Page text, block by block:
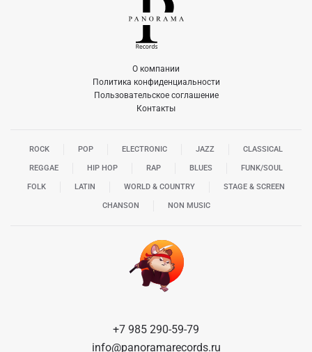
О компании
Политика конфиденциальности
Пользовательское соглашение
Контакты
ROCK POP ELECTRONIC JAZZ CLASSICAL
REGGAE HIP HOP RAP BLUES FUNK/SOUL
FOLK LATIN WORLD & COUNTRY STAGE & SCREEN
CHANSON NON MUSIC
+7 985 290-59-79
info@panoramarecords.ru